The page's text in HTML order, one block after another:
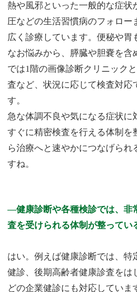
熱や風邪といった一般的な症状
圧などの生活習慣病のフォロー
広く診療しています。便秘や胃
なお悩みから、膵臓や胆嚢を含
では1階の画像診断クリニック
査など、状況に応じて検査対応
す。
急な体調不良や気になる症状に
すぐに精密検査を行える体制を
ら治療へと速やかにつなげられ
すね。
健康診断や各種検診では、非
査を受けられる体制が整ってい
はい。例えば健康診断では、特
健診、後期高齢者健康診査をは
どの企業健診にも対応していま